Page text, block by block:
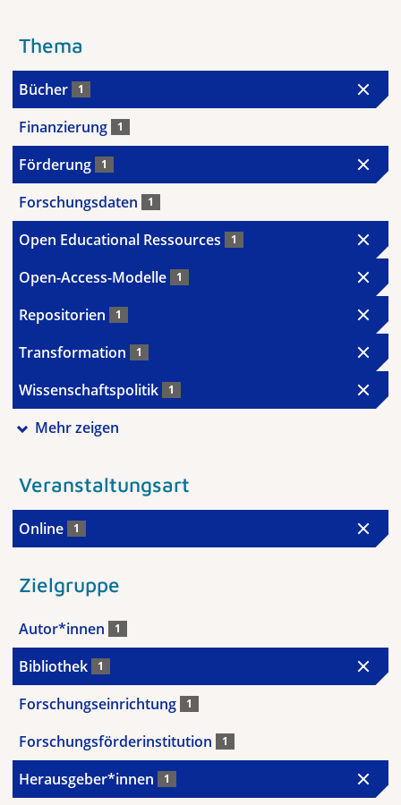
Thema
Bücher 1
Finanzierung 1
Förderung 1
Forschungsdaten 1
Open Educational Ressources 1
Open-Access-Modelle 1
Repositorien 1
Transformation 1
Wissenschaftspolitik 1
Mehr zeigen
Veranstaltungsart
Online 1
Zielgruppe
Autor*innen 1
Bibliothek 1
Forschungseinrichtung 1
Forschungsförderinstitution 1
Herausgeber*innen 1